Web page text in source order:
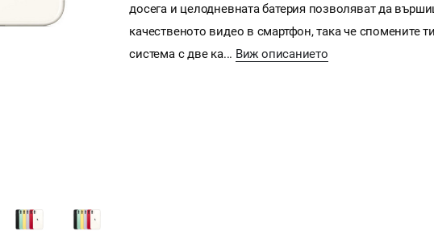
досега и целодневната батерия позволяват да
качественото видео в смартфон, така че спомените
система с две ка... Виж описанието